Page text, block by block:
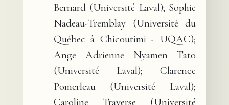
Bernard (Université Laval); Sophie
Nadeau-Tremblay (Université du
Québec à Chicoutimi - UQAC);
Ange Adrienne Nyamen Tato
(Université Laval); Clarence
Pomerleau (Université Laval);
Caroline Traverse (Université